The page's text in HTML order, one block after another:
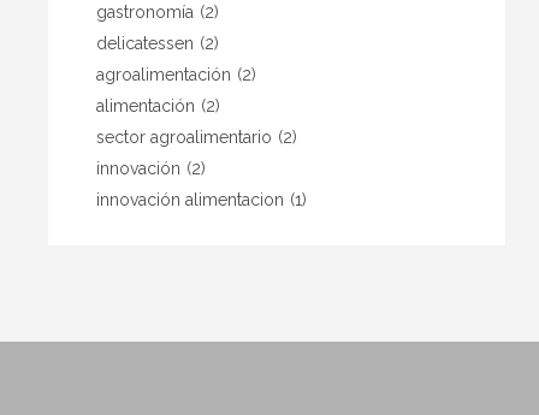
gastronomía (2)
delicatessen (2)
agroalimentación (2)
alimentación (2)
sector agroalimentario (2)
innovación (2)
innovación alimentacion (1)